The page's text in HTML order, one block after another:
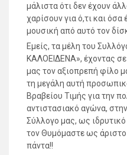
μάλιστα ότι δεν έχουν
χαρίσουν για ό,τι και όσα
μουσική από αυτό τον
Εμείς, τα μέλη του
ΚΑΛΟΕΙΔΕΝΑ», έχοντας
μας τον αξιοπρεπή φίλο
τη μεγάλη αυτή
Βραβείου Τιμής για την
αντιστασιακό αγώνα,
Σύλλογο μας, ως
τον Θυμόμαστε ως
πάντα!!